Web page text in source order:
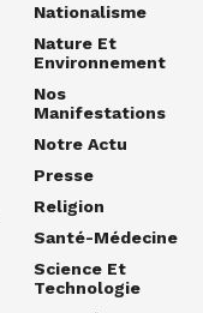
Nationalisme
Nature Et
Environnement
Nos
Manifestations
Notre Actu
Presse
Religion
Santé-Médecine
Science Et
Technologie